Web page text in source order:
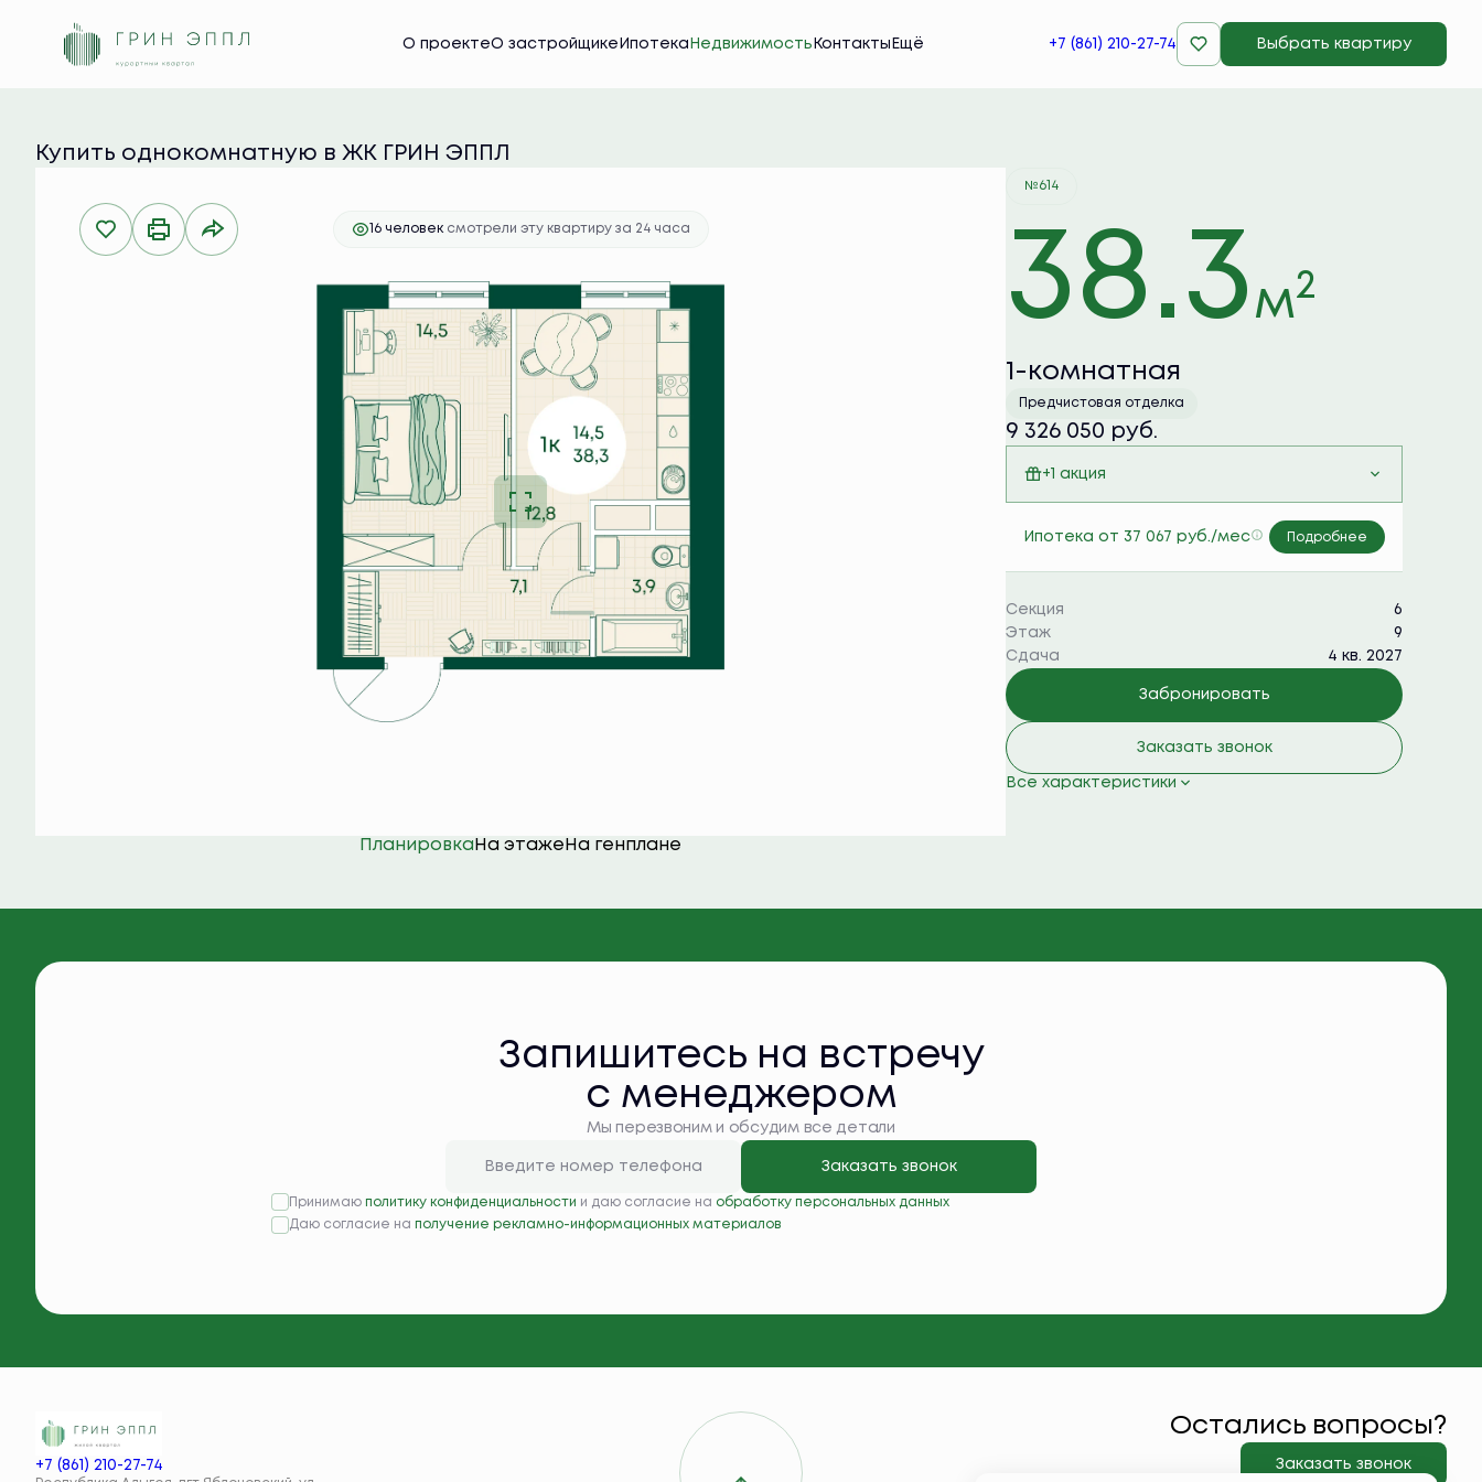
О проектеО застройщике Ипотека Недвижимость Контакты Ещё +7 (861) 210-27-74 Выбрать квартиру
1-комнатная 38.3 м 9 326 050 руб.Ипотекаот 37 067 руб./мес. Забронировать
Купить однокомнатную в ЖК ГРИН ЭППЛ
16 человек смотрели эту квартиру за 24 часа
Планировка На этаже На генплане
№614
38.3м2
1-комнатная
Предчистовая отделка
9 326 050 руб.
+1 акция
Ипотека от 37 067 руб./мес Подробнее
Секция
6
Этаж
9
Сдача
4 кв. 2027
Забронировать
Заказать звонок
Все характеристики
Запишитесь на встречу
с менеджером
Мы перезвоним и обсудим все детали
Заказать звонок
Принимаю политику конфиденциальности и даю согласие на обработку персональных данных
Даю согласие на
получение рекламно-информационных материалов
+7 (861) 210-27-74
Остались вопросы?
Заказать звонок